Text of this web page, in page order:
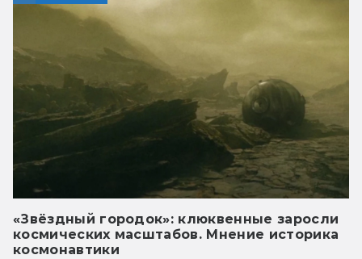
«Звёздный городок»: клюквенные заросли
космических масштабов. Мнение историка
космонавтики